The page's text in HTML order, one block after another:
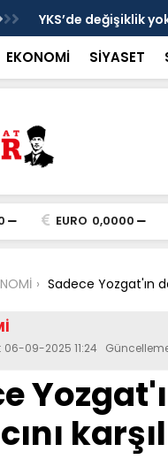
YKS’de değişiklik
EKONOMİ SİYASET
EURO 0,0000
Sadece Yozgat'ın
06-09-2025 11:24